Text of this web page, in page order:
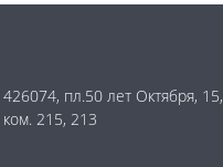
426074, пл.50 лет Октября, 15,
ком. 215, 213